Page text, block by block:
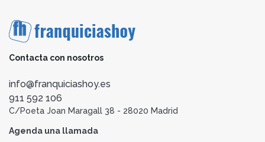
Contacta con nosotros
info@franquiciashoy.es
911 592 106
C/Poeta Joan Maragall 38 - 28020 Madrid
Agenda una llamada